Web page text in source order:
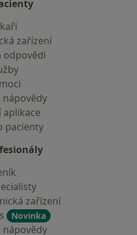
zařízení
odpovědi
pacienty
zařízení
Novinka